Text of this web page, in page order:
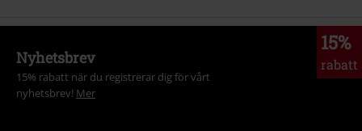
15%
rabatt
Nyhetsbrev
15% rabatt när du registrerar dig för vårt
nyhetsbrev! Mer